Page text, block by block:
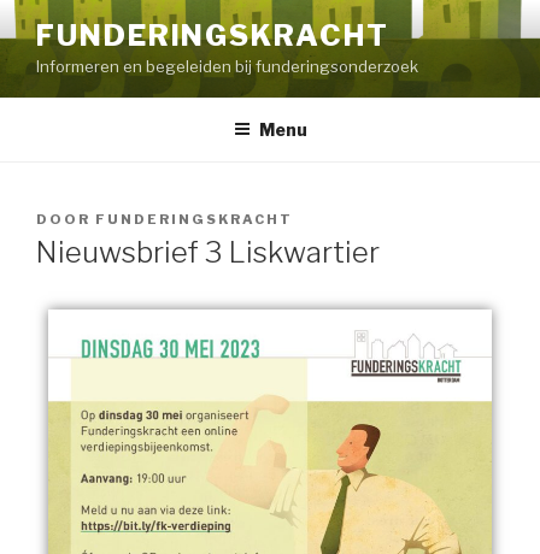
FUNDERINGSKRACHT
Informeren en begeleiden bij funderingsonderzoek
Menu
DOOR FUNDERINGSKRACHT
Nieuwsbrief 3 Liskwartier